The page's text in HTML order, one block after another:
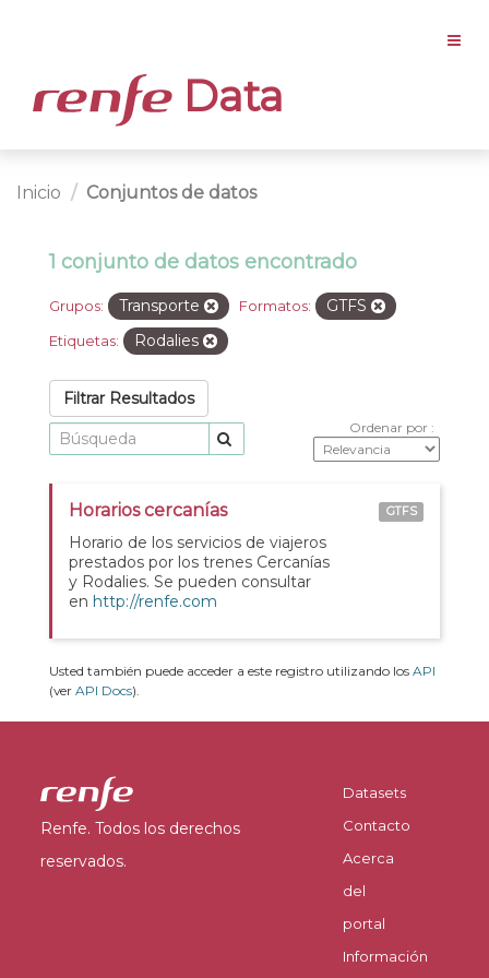
Data
Inicio Conjuntos de datos
1 conjunto de datos encontrado
Grupos: Transporte Formatos: GTFS
Etiquetas: Rodalies
Filtrar Resultados
Ordenar por
Horarios cercanías
Horario de los servicios de viajeros
prestados por los trenes Cercanías
y Rodalies. Se pueden consultar
en http://renfe.com
GTFS
Usted también puede acceder a este registro utilizando los API
(ver API Docs).
Renfe. Todos los derechos
reservados.
Datasets
Contacto
Acerca
del
portal
Información